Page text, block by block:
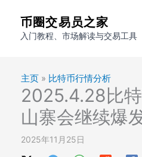
币圈交易员之家
入门教程、市场解读与交易工具
主页 » 比特币行情分析
2025.4.28比
山寨会继续爆
2025年11月25日